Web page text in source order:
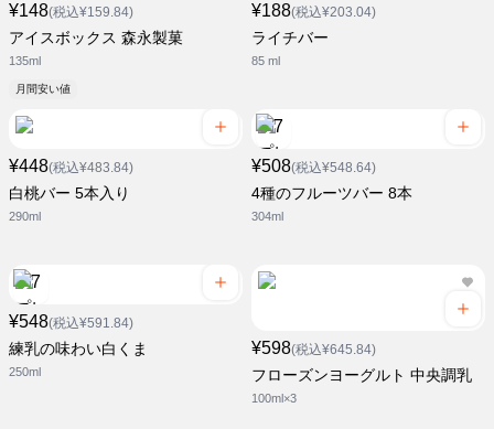
¥148(税込¥159.84)
アイスボックス 森永製菓
135ml
月間安い値
¥188(税込¥203.04)
ライチバー
85 ml
¥448(税込¥483.84)
白桃バー 5本入り
290ml
¥508(税込¥548.64)
4種のフルーツバー 8本
304ml
¥548(税込¥591.84)
練乳の味わい白くま
250ml
¥598(税込¥645.84)
フローズンヨーグルト 中央調乳
100ml×3